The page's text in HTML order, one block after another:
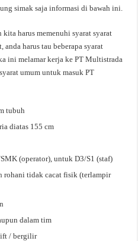
simak saja informasi di bawah ini.
kita harus memenuhi syarat syarat
anda harus tau beberapa syarat
ini melamar kerja ke PT Multistrada
umum untuk masuk PT
tubuh
diatas 155 cm
(operator), untuk D3/S1 (staf)
rohani tidak cacat fisik (terlampir
dalam tim
/ bergilir